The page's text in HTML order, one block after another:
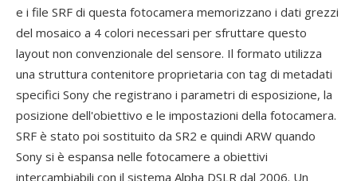
e i file SRF di questa fotocamera memorizzano i dati grezzi
del mosaico a 4 colori necessari per sfruttare questo
layout non convenzionale del sensore. Il formato utilizza
una struttura contenitore proprietaria con tag di metadati
specifici Sony che registrano i parametri di esposizione, la
posizione dell'obiettivo e le impostazioni della fotocamera.
SRF è stato poi sostituito da SR2 e quindi ARW quando
Sony si è espansa nelle fotocamere a obiettivi
intercambiabili con il sistema Alpha DSLR dal 2006. Un